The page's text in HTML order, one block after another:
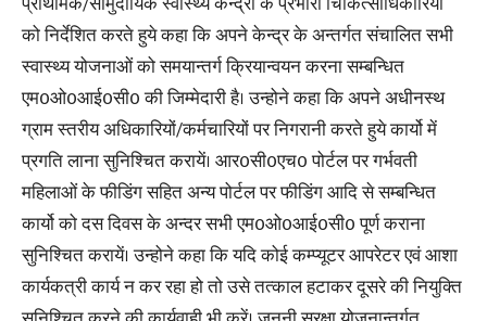
को निर्देशित करते हुये कहा कि अपने केन्द्र के अन्तर्गत संचालित सभी
स्वास्थ्य योजनाओं को समयान्तर्ग क्रियान्वयन करना सम्बन्धित
एम0ओ0आई0सी0 की जिम्मेदारी है। उन्होने कहा कि अपने अधीनस्थ
ग्राम स्तरीय अधिकारियों/कर्मचारियों पर निगरानी करते हुये कार्यो में
प्रगति लाना सुनिश्चित करायें। आर0सी0एच0 पोर्टल पर गर्भवती
महिलाओं के फीडिंग सहित अन्य पोर्टल पर फीडिंग आदि से सम्बन्धित
कार्यो को दस दिवस के अन्दर सभी एम0ओ0आई0सी0 पूर्ण कराना
सुनिश्चित करायें। उन्होने कहा कि यदि कोई कम्प्यूटर आपरेटर एवं आशा
कार्यकत्री कार्य न कर रहा हो तो उसे तत्काल हटाकर दूसरे की नियुक्ति